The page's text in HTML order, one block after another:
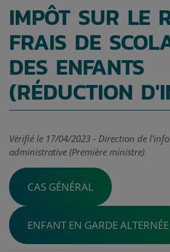
IMPÔT SUR LE
FRAIS DE
DES ENFANTS
(RÉDUCTION
Vérifié le 17/04/2023 - Direction de
administrative (Première ministre)
CAS GÉNÉRAL
ENFANT EN GARDE ALTERNÉE